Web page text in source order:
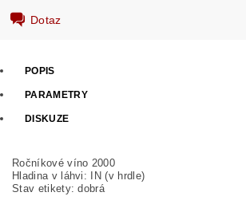
Dotaz
POPIS
PARAMETRY
DISKUZE
Ročníkové víno 2000
Hladina v láhvi: IN (v hrdle)
Stav etikety: dobrá